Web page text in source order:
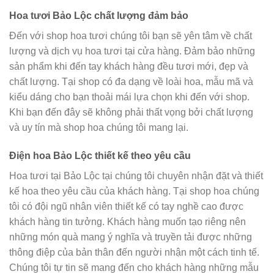
Hoa tươi Bảo Lộc chất lượng đảm bảo
Đến với shop hoa tươi chúng tôi bạn sẽ yên tâm về chất
lượng và dịch vụ hoa tươi tại cửa hàng. Đảm bảo những
sản phẩm khi đến tay khách hàng đều tươi mới, đẹp và
chất lượng. Tại shop có đa dạng về loài hoa, mẫu mã và
kiểu dáng cho bạn thoải mái lựa chọn khi đến với shop.
Khi bạn đến đây sẽ không phải thất vọng bởi chất lượng
và uy tín mà shop hoa chúng tôi mang lại.
Điện hoa Bảo Lộc thiết kế theo yêu cầu
Hoa tươi tại Bảo Lộc tại chúng tôi chuyên nhận đặt và thiết
kế hoa theo yêu cầu của khách hàng. Tại shop hoa chúng
tôi có đội ngũ nhân viên thiết kế có tay nghề cao được
khách hàng tin tưởng. Khách hàng muốn tạo riêng nên
những món quà mang ý nghĩa và truyền tải được những
thông điệp của bản thân đến người nhận một cách tinh tế.
Chúng tôi tự tin sẽ mang đến cho khách hàng những mẫu